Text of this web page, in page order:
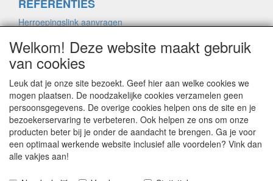
REFERENTIES
Herroepingslink aanvragen
ALGEMENE VOORWAARDEN
Herroepingslink aanvragen
PRIVACYVERKLARING
Herroepingslink aanvragen
Welkom! Deze website maakt gebruik
van cookies
Leuk dat je onze site bezoekt. Geef hier aan welke cookies we
mogen plaatsen. De noodzakelijke cookies verzamelen geen
persoonsgegevens. De overige cookies helpen ons de site en je
bezoekerservaring te verbeteren. Ook helpen ze ons om onze
producten beter bij je onder de aandacht te brengen. Ga je voor
een optimaal werkende website inclusief alle voordelen? Vink dan
alle vakjes aan!